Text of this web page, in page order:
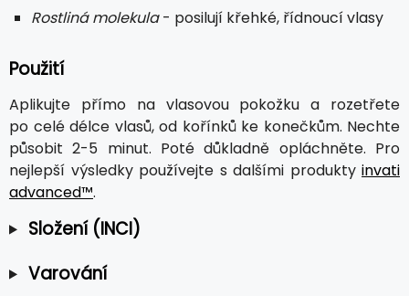
Rostliná molekula- posilují křehké, řídnoucí vlasy
Použití
Aplikujte přímo na vlasovou pokožku a rozetřete
po celé délce vlasů, od kořínků ke konečkům. Nechte
působit 2-5 minut. Poté důkladně opláchněte. Pro
nejlepší výsledky používejte s dalšími produkty invati
advanced™.
Složení (INCI)
Varování